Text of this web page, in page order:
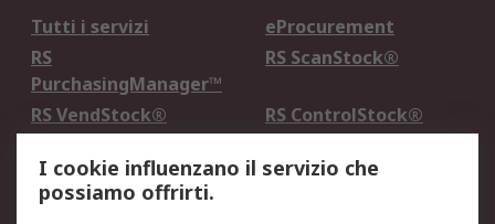
Tutti i servizi
eProcurement
RS
PurchasingManager™
RS ScanStock®
RS VendStock®
RS ControlStock®
Legale
I cookie influenzano il servizio che
possiamo offrirti.